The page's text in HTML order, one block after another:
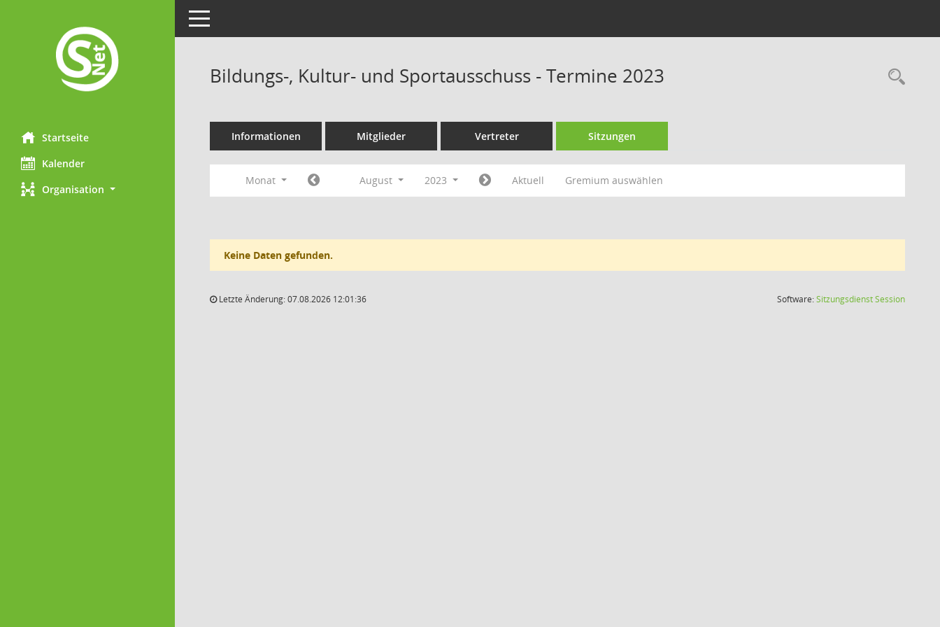
Startseite
Kalender
Organisation
Toggle navigation
Bildungs-, Kultur- und Sportausschuss - Termine 2023
Informationen Mitglieder Vertreter Sitzungen
Monat August 2023 Aktuell Gremium auswählen
Keine Daten gefunden.
Letzte Änderung: 07.08.2026 12:01:36 Software:SitzungsdienstSession(Wird in